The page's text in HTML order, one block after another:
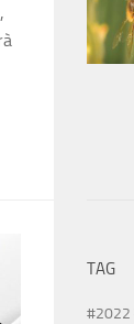
TAG
#2022